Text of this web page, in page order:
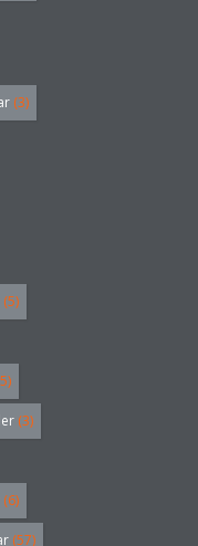
(3)
(5)
(3)
(6)
(57)